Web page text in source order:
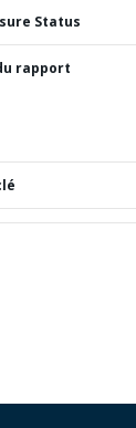
Status
rapport